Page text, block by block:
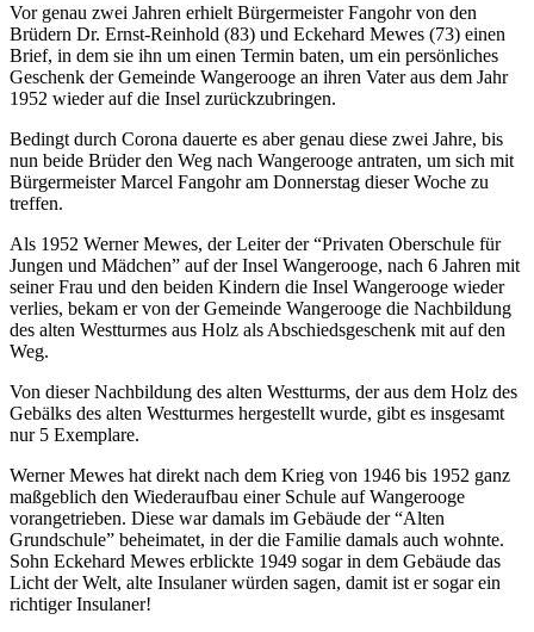
Vor genau zwei Jahren erhielt Bürgermeister Fangohr von den
Brüdern Dr. Ernst-Reinhold (83) und Eckehard Mewes (73) einen
Brief, in dem sie ihn um einen Termin baten, um ein persönliches
Geschenk der Gemeinde Wangerooge an ihren Vater aus dem Jahr
1952 wieder auf die Insel zurückzubringen.
Bedingt durch Corona dauerte es aber genau diese zwei Jahre, bis
nun beide Brüder den Weg nach Wangerooge antraten, um sich mit
Bürgermeister Marcel Fangohr am Donnerstag dieser Woche zu
treffen.
Als 1952 Werner Mewes, der Leiter der “Privaten Oberschule für
Jungen und Mädchen” auf der Insel Wangerooge, nach 6 Jahren mit
seiner Frau und den beiden Kindern die Insel Wangerooge wieder
verlies, bekam er von der Gemeinde Wangerooge die Nachbildung
des alten Westturmes aus Holz als Abschiedsgeschenk mit auf den
Weg.
Von dieser Nachbildung des alten Westturms, der aus dem Holz des
Gebälks des alten Westturmes hergestellt wurde, gibt es insgesamt
nur 5 Exemplare.
Werner Mewes hat direkt nach dem Krieg von 1946 bis 1952 ganz
maßgeblich den Wiederaufbau einer Schule auf Wangerooge
vorangetrieben. Diese war damals im Gebäude der “Alten
Grundschule” beheimatet, in der die Familie damals auch wohnte.
Sohn Eckehard Mewes erblickte 1949 sogar in dem Gebäude das
Licht der Welt, alte Insulaner würden sagen, damit ist er sogar ein
richtiger Insulaner!